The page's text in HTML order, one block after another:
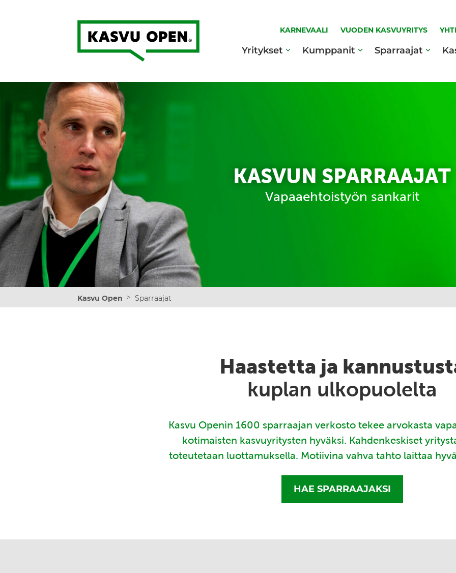
Kasvu Open
KARNEVAALI VUODEN KASVUYRITYS
Yritykset Kumppanit Sparraajat
KASVUN SPARRAAJAT
Vapaaehtoistyön sankarit
Kasvu Open > Sparraajat
Haastetta ja
kuplan ulkopuolelta
Kasvu Openin 1600 sparraajan verkosto tekee arvokasta
kotimaisten kasvuyritysten hyväksi. Kahdenkeskiset
toteutetaan luottamuksella. Motiivina vahva tahto laittaa
HAE SPARRAAJAKSI